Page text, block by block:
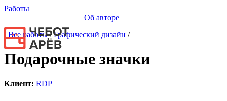
Работы
Об авторе
/Все работы/Графический дизайн /
Подарочные значки
Клиент: RDP